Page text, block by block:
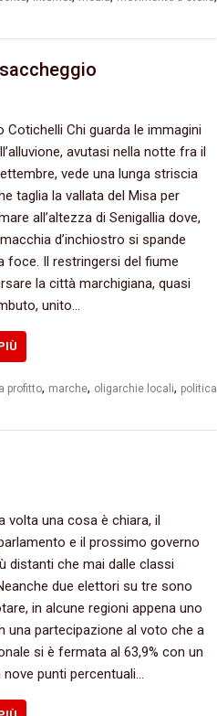
Cotichelli Chi guarda le immagini
avutasi nella notte fra il
vede una lunga striscia
taglia la vallata del Misa per
all’altezza di Senigallia dove,
d’inchiostro si spande
foce. Il restringersi del fiume
la città marchigiana, quasi
unito…
profitto, marche, oligarchie locali, politica
volta una cosa è chiara, il
e il prossimo governo
distanti che mai dalle classi
due elettori su tre sono
in alcune regioni appena uno
una partecipazione al voto che a
si è fermata al 63,9% con un
nove punti percentuali…